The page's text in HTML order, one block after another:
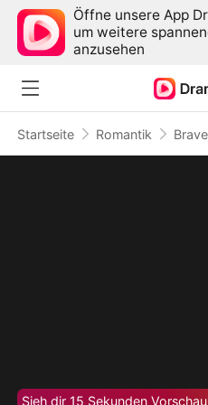
Öffne unsere App
um weitere
anzusehen
Startseite Romantik
Sieh dir 15 Sekunden